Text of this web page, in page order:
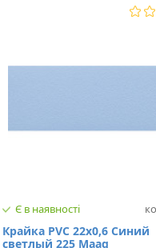
Є в наявності
Крайка PVC 22х0,6 Синий
светлый 225 Maag